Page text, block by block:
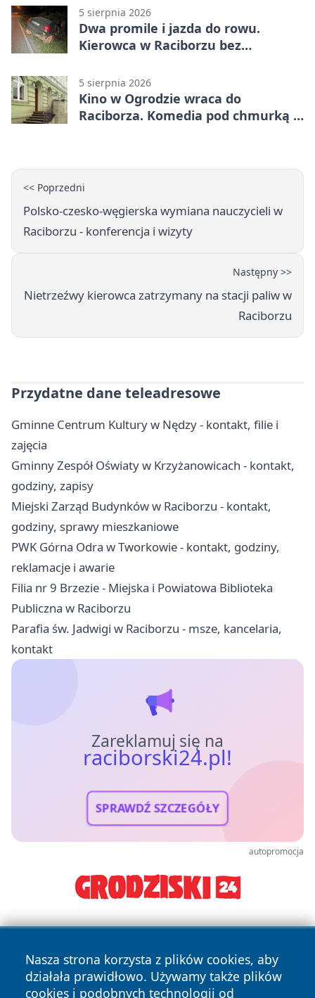
5 sierpnia 2026
Dwa promile i jazda do rowu.
Kierowca w Raciborzu bez
5 sierpnia 2026
Kino w Ogrodzie wraca do
Raciborza. Komedia pod chmurką w
<< Poprzedni
Polsko-czesko-węgierska wymiana nauczycieli w
Raciborzu - konferencja i wizyty
Następny >>
Nietrzeźwy kierowca zatrzymany na stacji paliw w
Raciborzu
Przydatne dane teleadresowe
Gminne Centrum Kultury w Nędzy - kontakt, filie i
zajęcia
Gminny Zespół Oświaty w Krzyżanowicach - kontakt,
godziny, zapisy
Miejski Zarząd Budynków w Raciborzu - kontakt,
godziny, sprawy mieszkaniowe
PWK Górna Odra w Tworkowie - kontakt, godziny,
reklamacje i awarie
Filia nr 9 Brzezie - Miejska i Powiatowa Biblioteka
Publiczna w Raciborzu
Parafia św. Jadwigi w Raciborzu - msze, kancelaria,
kontakt
Zareklamuj się na
raciborski24.pl!
SPRAWDŹ SZCZEGÓŁY
autopromocja
Nasza strona korzysta z plików cookies, aby
działała prawidłowo. Używamy także plików
cookies i podobnych technologii od